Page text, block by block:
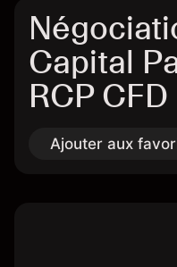
Capital
RCP CFD
Ajouter aux